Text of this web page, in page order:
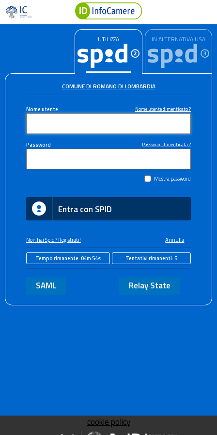
UTILIZZA IN ALTERNATIVA USA
COMUNE DI ROMANO DI LOMBARDIA
Nome utente Nome utente dimenticato ?
Password Password dimenticata ?
Mostra password
Entra con SPID
Non hai Spid? Registrati! Annulla
Tempo rimanente:04m 54s Tentativi rimanenti:5
SAML Relay State
cookie policy